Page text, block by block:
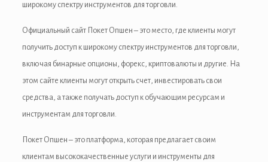
широкому спектру инструментов для торговли.
Официальный сайт Покет Опшен – это место, где клиенты могут
получить доступ к широкому спектру инструментов для торговли,
включая бинарные опционы, форекс, криптовалюты и другие. На
этом сайте клиенты могут открыть счет, инвестировать свои
средства, а также получать доступ к обучающим ресурсам и
инструментам для торговли.
Покет Опшен – это платформа, которая предлагает своим
клиентам высококачественные услуги и инструменты для